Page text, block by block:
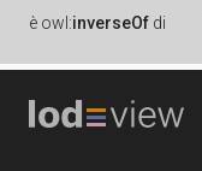
è owl:inverseOf di